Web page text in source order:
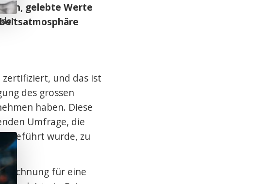
gelebte Werte
zertifiziert, und das ist
des grossen
haben. Diese
Umfrage, die
wurde, zu
für eine